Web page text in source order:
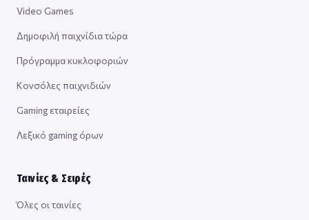
Video Games
Δημοφιλή παιχνίδια τώρα
Πρόγραμμα κυκλοφοριών
Κονσόλες παιχνιδιών
Gaming εταιρείες
Λεξικό gaming όρων
Ταινίες & Σειρές
Όλες οι ταινίες